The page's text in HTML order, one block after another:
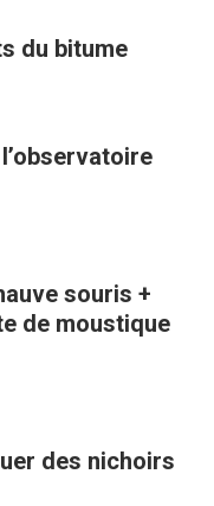
du bitume
souris +
de moustique
des nichoirs